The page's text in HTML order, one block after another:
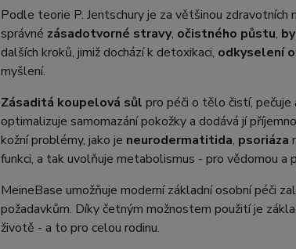
Podle teorie P. Jentschury je za většinou
správné zásadotvorné stravy, očistného půstu,
dalších kroků, jimiž dochází k detoxikaci, odkyselení
myšlení.
Zásaditá koupelová sůl pro péči o tělo čistí,
optimalizuje samomazání pokožky a dodává jí
kožní problémy, jako je neurodermatitida, psoriáza
funkci, a tak uvolňuje metabolismus - pro vědomou a
MeineBase umožňuje moderní základní osobní péči
požadavkům. Díky četným možnostem použití je
životě - a to pro celou rodinu.